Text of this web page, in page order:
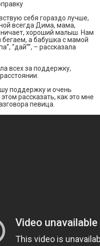
себя гораздо лучше,
всегда Дима, мама,
хороший малыш. Нам
а бабушка с мамой
“дай””, – рассказала
всех за поддержку,
поддержку и очень
рассказать, как это мне
певица.